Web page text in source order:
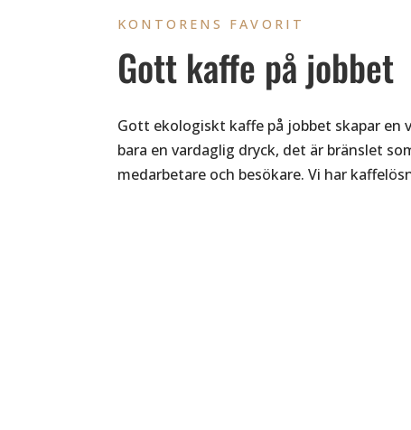
KONTORENS FAVORIT
Gott kaffe på jobbet
Gott ekologiskt kaffe på jobbet skapar en
bara en vardaglig dryck, det är bränslet
medarbetare och besökare. Vi har